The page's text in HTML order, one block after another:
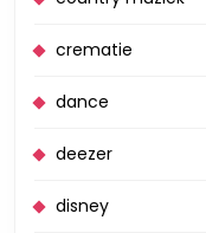
crematie
dance
deezer
disney